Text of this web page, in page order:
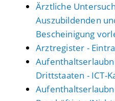
Ärztliche
Auszubildenden
Bescheinigung
Arztregister -
Drittstaaten - ICT-